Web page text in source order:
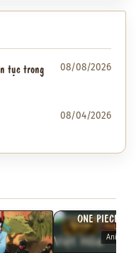
tục trong
08/08/2026
08/04/2026
VIP FULL
ONE PIECE:
Anime